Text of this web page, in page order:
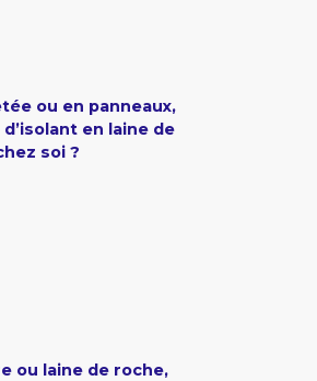
ou en panneaux,
en laine de
soi ?
ou laine de roche,